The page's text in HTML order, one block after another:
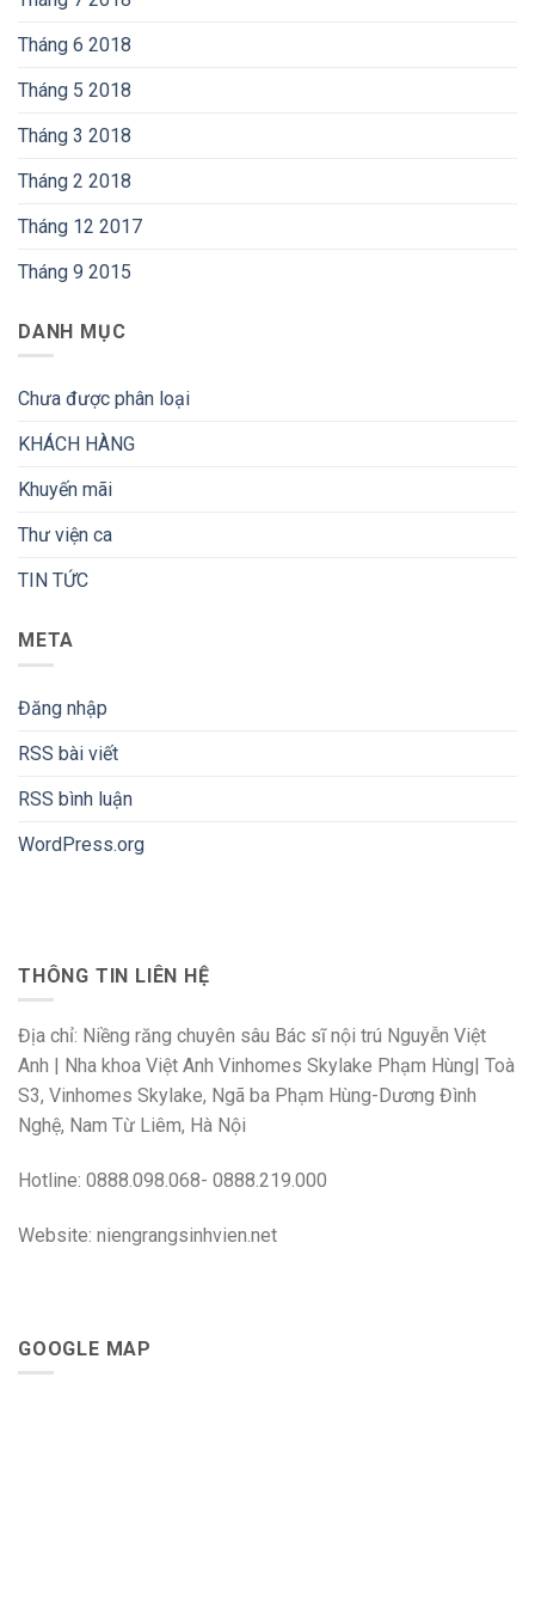
Tháng 6 2018
Tháng 5 2018
Tháng 3 2018
Tháng 2 2018
Tháng 12 2017
Tháng 9 2015
DANH MỤC
Chưa được phân loại
KHÁCH HÀNG
Khuyến mãi
Thư viện ca
TIN TỨC
META
Đăng nhập
RSS bài viết
RSS bình luận
WordPress.org
THÔNG TIN LIÊN HỆ
Địa chỉ: Niềng răng chuyên sâu Bác sĩ nội trú Nguyễn Việt
Anh | Nha khoa Việt Anh Vinhomes Skylake Phạm Hùng| Toà
S3, Vinhomes Skylake, Ngã ba Phạm Hùng-Dương Đình
Nghệ, Nam Từ Liêm, Hà Nội
Hotline: 0888.098.068- 0888.219.000
Website: niengrangsinhvien.net
GOOGLE MAP